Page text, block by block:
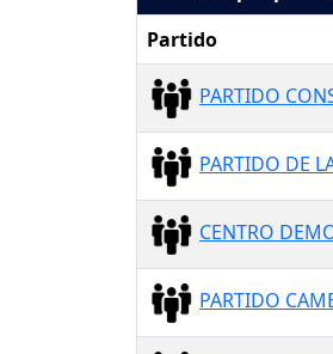
Partido
PARTIDO
PARTIDO DE
CENTRO
PARTIDO